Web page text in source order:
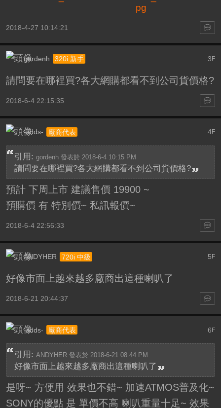
2018-4-27 10:14:21
3 F
gordenh 320i 新手
請問要在哪裡買?各大網購都看不到公司貨價格?
2018-6-4 22:15:35
4F
-sdds- 廠商代表
引用: gordenh 發表於 2018-6-4 10:15 PM
請問要在哪裡買?各大網購都看不到公司貨價格?
預計 下周上市 建議售價 19900 ~
預購價 有 特別價~ 私訊報價~
2018-6-4 22:56:33
5 F
ANDYHER 720i 中級
好像市面上越來越多廠商出這種喇叭了
2018-6-21 20:44:37
6F
-sdds- 廠商代表
引用: ANDYHER 發表於 2018-6-21 08:44 PM
好像市面上越來越多廠商出這種喇叭了
是呀~ 方便用 效果也不錯~ 加速ATMOS普及化~
SONY的優點 是 單價不高 喇叭重量十足~ 效果